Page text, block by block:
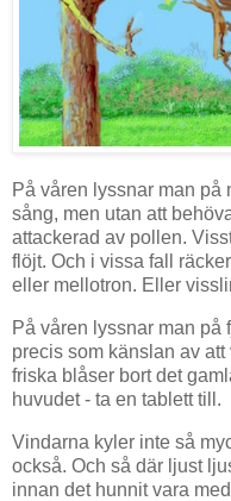
På våren lyssnar man på
sång, men utan att
attackerad av pollen.
flöjt. Och i vissa fall
eller mellotron. Eller
På våren lyssnar man på
precis som känslan av
friska blåser bort det
huvudet - ta en tablett till.
Vindarna kyler inte så
också. Och så där ljust
innan det hunnit vara